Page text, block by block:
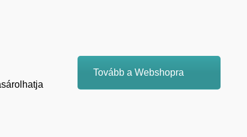
Tovább a Webshopra